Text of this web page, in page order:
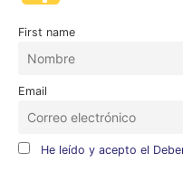
First name
Email
He leído y acepto el